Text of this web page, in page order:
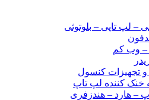
– لپ تاپی – بلوتوثی
– وب کم
و تجهیزات کنسول
خنک کننده لپ تاپ
– هارد – هندزفری